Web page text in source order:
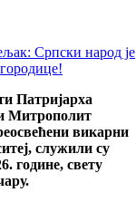
Патријарха
Митрополит
викарни
служили су
године, свету